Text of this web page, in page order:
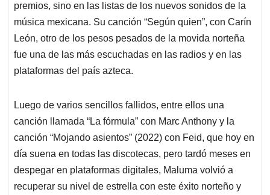
premios, sino en las listas de los nuevos sonidos de la
música mexicana. Su canción “Según quien”, con Carín
León, otro de los pesos pesados de la movida norteña
fue una de las más escuchadas en las radios y en las
plataformas del país azteca.
Luego de varios sencillos fallidos, entre ellos una
canción llamada “La fórmula” con Marc Anthony y la
canción “Mojando asientos” (2022) con Feid, que hoy en
día suena en todas las discotecas, pero tardó meses en
despegar en plataformas digitales, Maluma volvió a
recuperar su nivel de estrella con este éxito norteño y